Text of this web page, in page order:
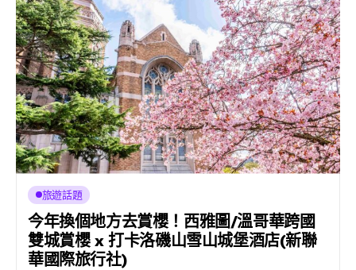
旅遊話題
今年換個地方去賞櫻！西雅圖/溫哥華跨國
雙城賞櫻 x 打卡洛磯山雪山城堡酒店(新聯
華國際旅行社)